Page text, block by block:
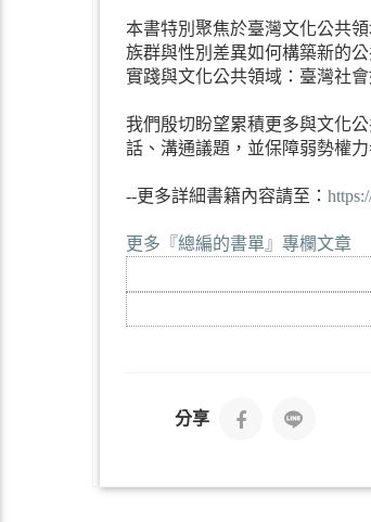
本書特別聚焦於臺灣文化公共
族群與性別差異如何構築新的
實踐與文化公共領域：臺灣社
我們殷切盼望累積更多與文化
話、溝通議題，並保障弱勢權
--更多詳細書籍內容請至：
更多『總編的書單』專欄文章
分享